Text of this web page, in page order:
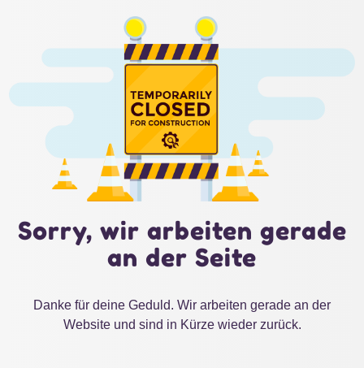
Sorry, wir arbeiten gerade
an der Seite
Danke für deine Geduld. Wir arbeiten gerade an der
Website und sind in Kürze wieder zurück.